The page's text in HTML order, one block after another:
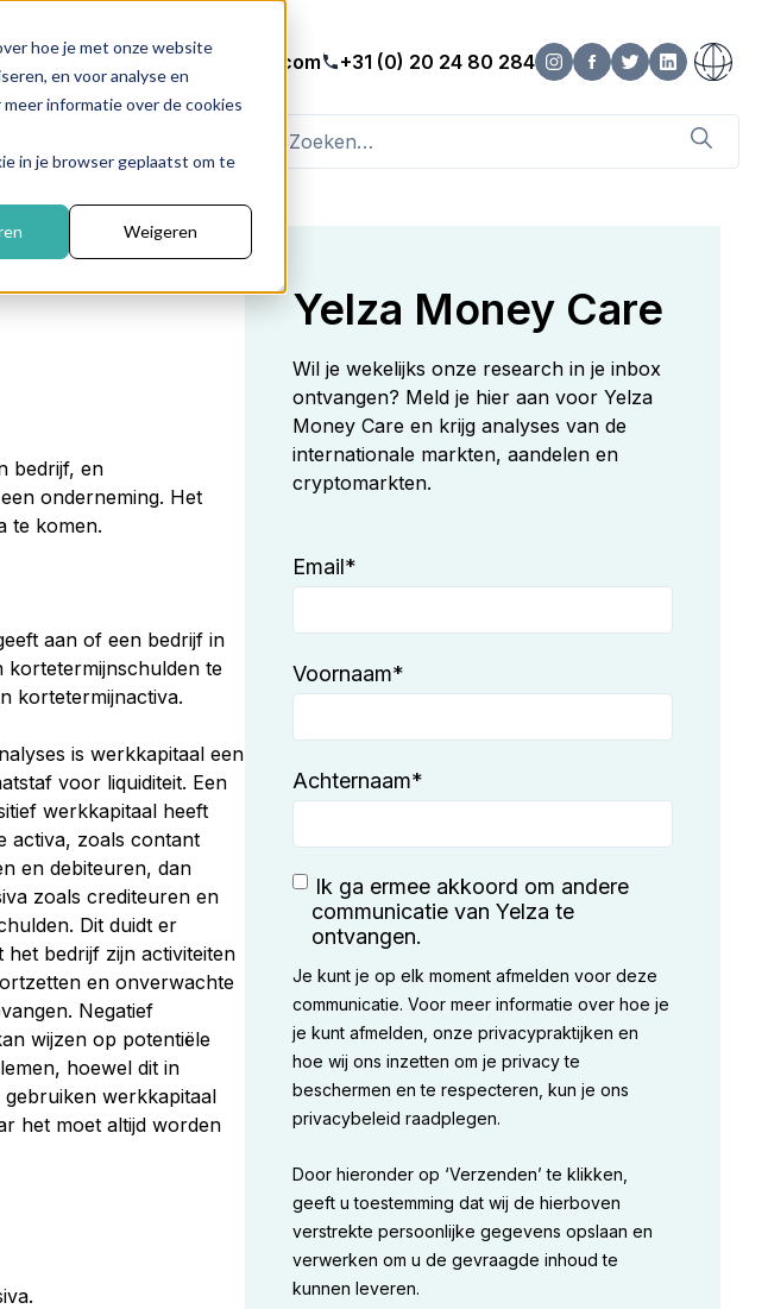
hoe je met onze website
en voor analyse en
informatie over de cookies
in je browser geplaatst om te
Weigeren
Nieuwsbrief info@yelza.com +31 (0) 20 24 80 284
Over Yelza
bedrijf, en
onderneming. Het
te komen.
aan of een bedrijf in
kortetermijnschulden te
kortetermijnactiva.
is werkkapitaal een
voor liquiditeit. Een
werkkapitaal heeft
activa, zoals contant
en debiteuren, dan
zoals crediteuren en
Dit duidt er
het bedrijf zijn activiteiten
en onverwachte
Negatief
wijzen op potentiële
hoewel dit in
werkkapitaal
het moet altijd worden
Yelza Money Care
Wil je wekelijks onze research in je inbox
ontvangen? Meld je hier aan voor Yelza
Money Care en krijg analyses van de
internationale markten, aandelen en
cryptomarkten.
Email*
Voornaam*
Achternaam*
Ik ga ermee akkoord om andere
communicatie van Yelza te
ontvangen.
Je kunt je op elk moment afmelden voor deze
communicatie. Voor meer informatie over hoe je
je kunt afmelden, onze privacypraktijken en
hoe wij ons inzetten om je privacy te
beschermen en te respecteren, kun je ons
privacybeleid raadplegen.
Door hieronder op ‘Verzenden’ te klikken,
geeft u toestemming dat wij de hierboven
verstrekte persoonlijke gegevens opslaan en
verwerken om u de gevraagde inhoud te
kunnen leveren.